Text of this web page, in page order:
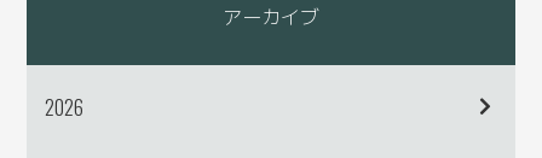
アーカイブ
2026